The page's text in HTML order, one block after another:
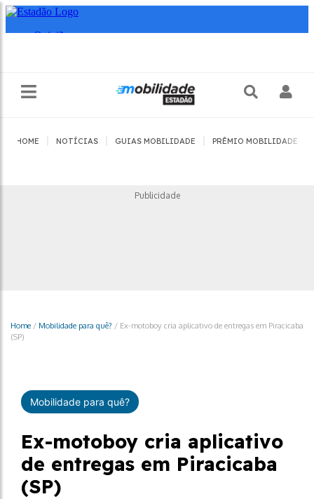
HOME NOTÍCIAS GUIAS MOBILIDADE PRÊMIO MOBILIDADE
Publicidade
Home / Mobilidade para quê? / Ex-motoboy cria aplicativo de entregas em Piracicaba
(SP)
Mobilidade para quê?
Ex-motoboy cria aplicativo
de entregas em Piracicaba
(SP)